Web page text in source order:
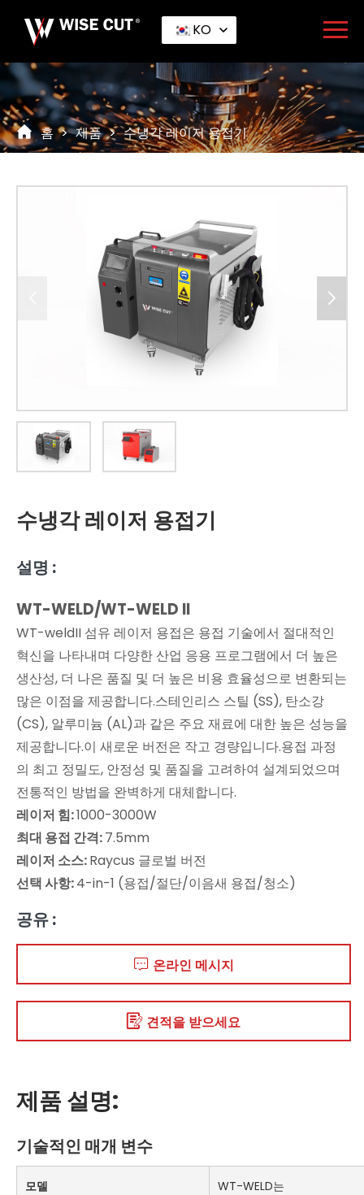
KO
홈 > 제품 > 수냉각 레이저 용접기
수냉각 레이저 용접기
설명 :
WT-WELD/WT-WELD II
WT-weldII 섬유 레이저 용접은 용접 기술에서 절대적인
혁신을 나타내며 다양한 산업 응용 프로그램에서 더 높은
생산성, 더 나은 품질 및 더 높은 비용 효율성으로 변환되는
많은 이점을 제공합니다.스테인리스 스틸 (SS), 탄소강
(CS), 알루미늄 (AL)과 같은 주요 재료에 대한 높은 성능을
제공합니다.이 새로운 버전은 작고 경량입니다.용접 과정
의 최고 정밀도, 안정성 및 품질을 고려하여 설계되었으며
전통적인 방법을 완벽하게 대체합니다.
레이저 힘:1000-3000W
최대 용접 간격:7.5mm
레이저 소스:Raycus 글로벌 버전
선택 사항:4-in-1 (용접/절단/이음새 용접/청소)
공유 :
온라인 메시지
견적을 받으세요
제품 설명:
기술적인 매개 변수
모델 WT-WELD는